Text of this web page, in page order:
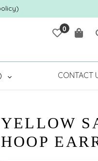
0 大
CONTACT
YELLOW
HOOP